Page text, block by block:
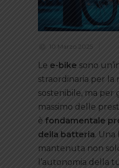
10 Marzo 2025
Le e-bike sono
straordinaria per la
sostenibile, ma per
massimo delle
è fondamentale
della batteria.
mantenuta non
l’autonomia della